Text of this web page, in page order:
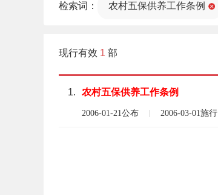
检索词： 农村五保供养工作条例
现行有效 1 部
1. 农村五保供养工作条例
2006-01-21公布 2006-03-01施行